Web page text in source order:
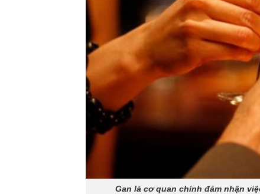
Gan là cơ quan chính đảm nhận